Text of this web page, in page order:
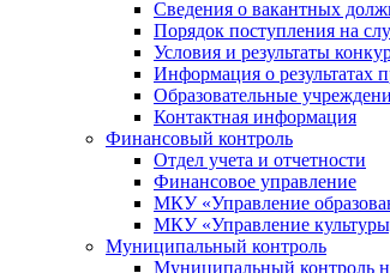
Сведения о вакантных
Порядок поступления на
Условия и результаты
Информация о результатах
Образовательные
Контактная информация
Финансовый контроль
Отдел учета и отчетности
Финансовое управление
МКУ «Управление
МКУ «Управление
Муниципальный контроль
Муниципальный контроль